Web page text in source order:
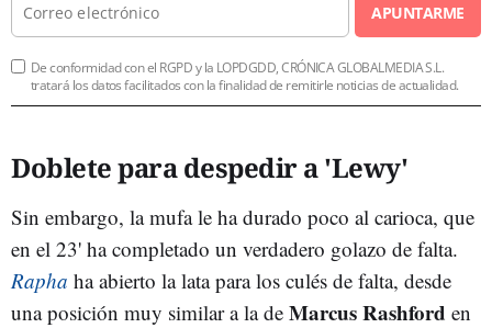
APUNTARME
De conformidad con el RGPD y la LOPDGDD, CRÓNICA GLOBALMEDIA S.L.
tratará los datos facilitados con la finalidad de remitirle noticias de actualidad.
Doblete para despedir a 'Lewy'
Sin embargo, la mufa le ha durado poco al carioca, que
en el 23' ha completado un verdadero golazo de falta.
Rapha ha abierto la lata para los culés de falta, desde
una posición muy similar a la de Marcus Rashford en